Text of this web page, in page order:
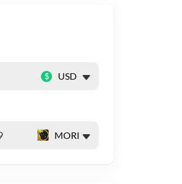
$